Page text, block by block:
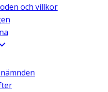
och villkor